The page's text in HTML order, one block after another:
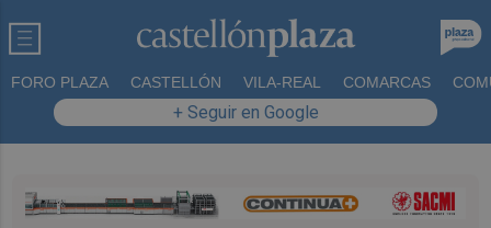
FORO PLAZA CASTELLÓN VILA-REAL COMARCAS
+ Seguir en Google